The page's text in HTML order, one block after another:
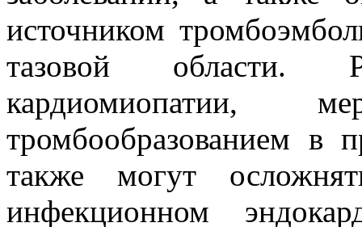
источником
тазовой области.
кардиомиопатии,
тромбообразованием в
также могут
инфекционном